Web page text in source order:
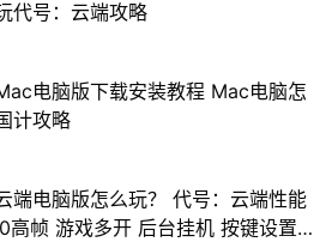
代号：云端攻略
电脑版下载安装教程 Mac电脑怎
计攻略
端电脑版怎么玩？ 代号：云端性能
高帧 游戏多开 后台挂机 按键设置